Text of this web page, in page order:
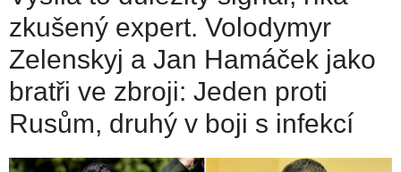
zkušený expert. Volodymyr
Zelenskyj a Jan Hamáček jako
bratři ve zbroji: Jeden proti
Rusům, druhý v boji s infekcí